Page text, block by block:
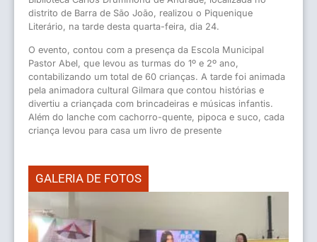
distrito de Barra de São João, realizou o Piquenique
Literário, na tarde desta quarta-feira, dia 24.
O evento, contou com a presença da Escola Municipal
Pastor Abel, que levou as turmas do 1º e 2º ano,
contabilizando um total de 60 crianças. A tarde foi animada
pela animadora cultural Gilmara que contou histórias e
divertiu a criançada com brincadeiras e músicas infantis.
Além do lanche com cachorro-quente, pipoca e suco, cada
criança levou para casa um livro de presente
GALERIA DE FOTOS